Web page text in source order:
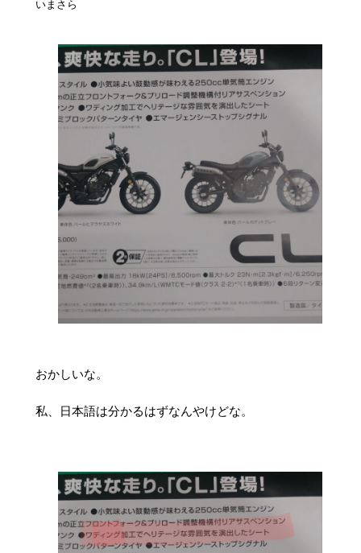
いまさら
おかしいな。
私、日本語は分かるはずなんやけどな。